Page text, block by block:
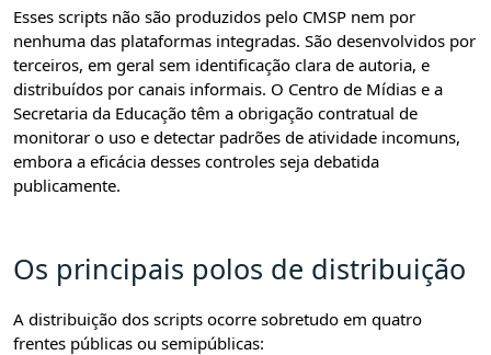
Esses scripts não são produzidos pelo CMSP nem por
nenhuma das plataformas integradas. São desenvolvidos por
terceiros, em geral sem identificação clara de autoria, e
distribuídos por canais informais. O Centro de Mídias e a
Secretaria da Educação têm a obrigação contratual de
monitorar o uso e detectar padrões de atividade incomuns,
embora a eficácia desses controles seja debatida
publicamente.
Os principais polos de distribuição
A distribuição dos scripts ocorre sobretudo em quatro
frentes públicas ou semipúblicas: